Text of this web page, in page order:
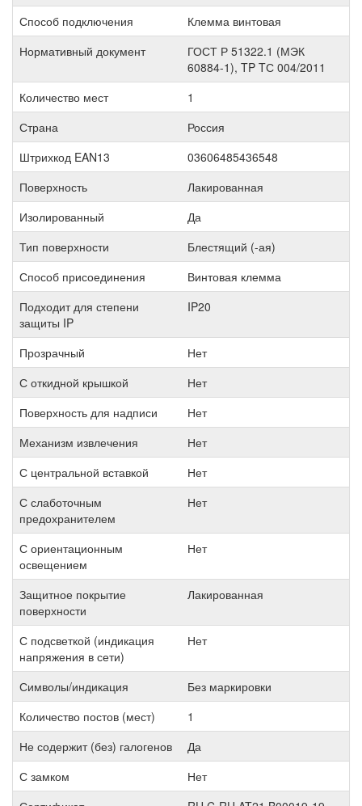
Способ подключения
Клемма винтовая
Нормативный документ
ГОСТ Р 51322.1 (МЭК
60884-1), TP TС 004/2011
Количество мест
1
Страна
Россия
Штрихкод EAN13
03606485436548
Поверхность
Лакированная
Изолированный
Да
Тип поверхности
Блестящий (-ая)
Способ присоединения
Винтовая клемма
Подходит для степени
защиты IP
IP20
Прозрачный
Нет
С откидной крышкой
Нет
Поверхность для надписи
Нет
Механизм извлечения
Нет
С центральной вставкой
Нет
С слаботочным
предохранителем
Нет
С ориентационным
освещением
Нет
Защитное покрытие
поверхности
Лакированная
С подсветкой (индикация
напряжения в сети)
Нет
Символы/индикация
Без маркировки
Количество постов (мест)
1
Не содержит (без) галогенов
Да
С замком
Нет